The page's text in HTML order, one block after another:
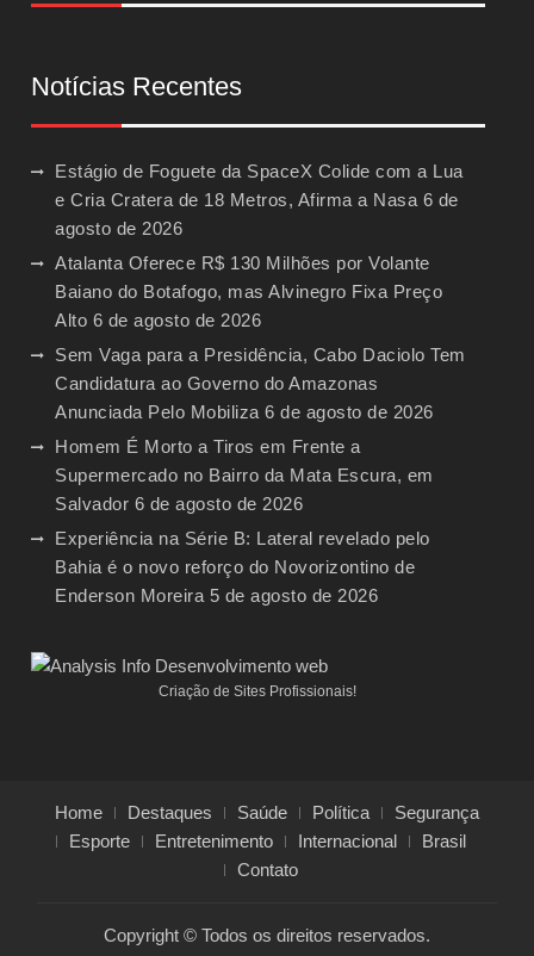
Notícias Recentes
Estágio de Foguete da SpaceX Colide com a Lua
e Cria Cratera de 18 Metros, Afirma a Nasa 6 de
agosto de 2026
Atalanta Oferece R$ 130 Milhões por Volante
Baiano do Botafogo, mas Alvinegro Fixa Preço
Alto 6 de agosto de 2026
Sem Vaga para a Presidência, Cabo Daciolo Tem
Candidatura ao Governo do Amazonas
Anunciada Pelo Mobiliza 6 de agosto de 2026
Homem É Morto a Tiros em Frente a
Supermercado no Bairro da Mata Escura, em
Salvador 6 de agosto de 2026
Experiência na Série B: Lateral revelado pelo
Bahia é o novo reforço do Novorizontino de
Enderson Moreira 5 de agosto de 2026
Criação de Sites Profissionais!
Home Destaques Saúde Política
Segurança
Esporte
Entretenimento Internacional
Brasil
Contato
Copyright © Todos os direitos reservados.